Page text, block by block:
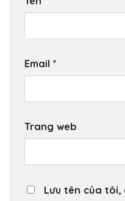
Email *
Trang web
Lưu tên của tôi,